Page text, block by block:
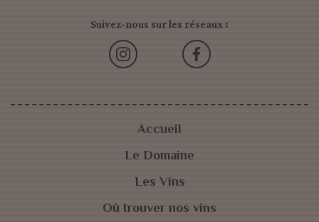
Suivez-nous sur les réseaux :
Accueil
Le Domaine
Les Vins
Où trouver nos vins